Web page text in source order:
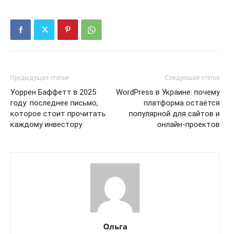
Предыдущая статья
Уоррен Баффетт в 2025
году: последнее письмо,
которое стоит прочитать
каждому инвестору
Следующая статья
WordPress в Украине: почему
платформа остаётся
популярной для сайтов и
онлайн-проектов
Ольга